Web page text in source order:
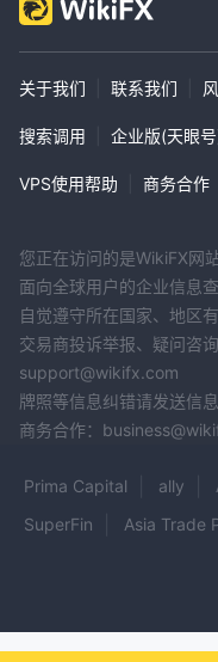
关于我们 联系我们
搜索调用 企业版(天眼
VPS使用帮助 商务合作
您正在访问的是WikiFX网
面向全球用户的企业信息
自觉遵守所在国家、地区
交易商投诉举报、疑问咨
support@wikifx.com
牌照等信息纠错请发送信
商务合作：
Prima Capital ally
SuperFin
Asia Trade
DTT VAN LTD
HCFX